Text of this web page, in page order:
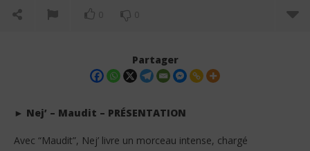
0 0
Partager
► Nej’ – Maudit – PRÉSENTATION
Avec “Maudit”, Nej’ livre un morceau intense, chargé